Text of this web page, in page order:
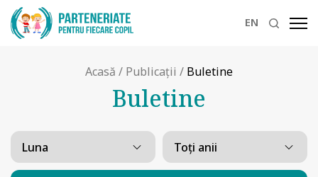
EN
Acasă / Publicații / Buletine
Buletine